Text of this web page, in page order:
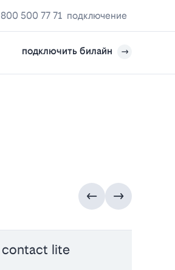
500 77 71 подключение
подключить билайн
contact lite